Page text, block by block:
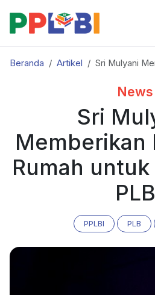
Beranda Artikel Sri Mulyani
News
Sri
Memberikan
Rumah
PLB
PPLBI PLB